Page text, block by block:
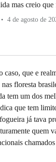
mas creio
4 de agosto de
caso, que e
nas floresta
tem um dos
que tem
já tava
quem